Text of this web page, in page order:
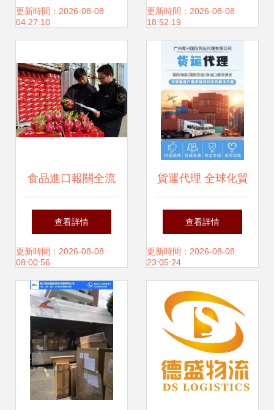
紙進口貨運服務
更新時間：2026-08-08
04:27:10
急通報與防控反思
更新時間：2026-08-08
18:52:19
食品進口報關全流
程解析 東勝物流為
您梳理必備資料與
注意事項
查看詳情
更新時間：2026-08-08
08:00:56
貨運代理 全球化貿
易的橋梁與紐帶
查看詳情
更新時間：2026-08-08
23:05:24